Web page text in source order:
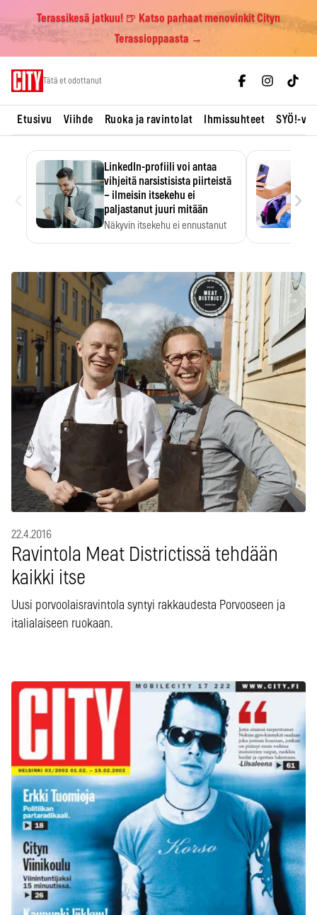
Terassikesä jatkuu! 🍺 Katso parhaat menovinkit Cityn
Terassioppaasta →
Tätä et odottanut
Etusivu Viihde Ruoka ja ravintolat Ihmissuhteet SYÖ!-
LinkedIn-profiili voi antaa
vihjeitä narsistisista piirteistä
– ilmeisin itsekehu ei
paljastanut juuri mitään
Näkyvin itsekehu ei ennustanut
›
22.4.2016
Ravintola Meat Districtissä tehdään
kaikki itse
Uusi porvoolaisravintola syntyi rakkaudesta Porvooseen ja
italialaiseen ruokaan.